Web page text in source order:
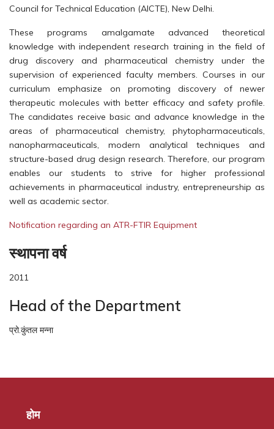
Council for Technical Education (AICTE), New Delhi.
These programs amalgamate advanced theoretical
knowledge with independent research training in the field of
drug discovery and pharmaceutical chemistry under the
supervision of experienced faculty members. Courses in our
curriculum emphasize on promoting discovery of newer
therapeutic molecules with better efficacy and safety profile.
The candidates receive basic and advance knowledge in the
areas of pharmaceutical chemistry, phytopharmaceuticals,
nanopharmaceuticals, modern analytical techniques and
structure-based drug design research. Therefore, our program
enables our students to strive for higher professional
achievements in pharmaceutical industry, entrepreneurship as
well as academic sector.
Notification regarding an ATR-FTIR Equipment
स्थापना वर्ष
2011
Head of the Department
प्रो.कुंतल मन्ना
होम